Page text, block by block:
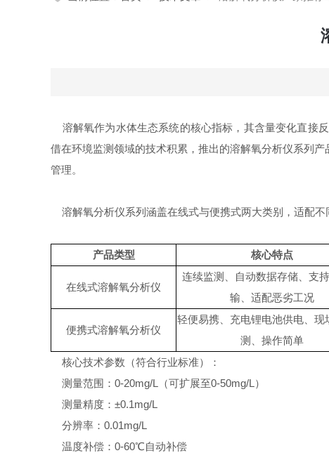
溶解氧作为水体生态系统的核心指标，其含量变化直接
借在环境监测领域的技术积累，推出的溶解氧分析仪系列
管理。
溶解氧分析仪系列涵盖在线式与便携式两大类别，适配不
产品类型 核心特点
在线式溶解氧分析仪
连续监测、自动数据存储、支
输、适配恶劣工况
便携式溶解氧分析仪
轻便易携、充电锂电池供电、现
测、操作简单
核心技术参数（符合行业标准）：
测量范围：0-20mg/L（可扩展至0-50mg/L）
测量精度：±0.1mg/L
分辨率：0.01mg/L
温度补偿：0-60℃自动补偿